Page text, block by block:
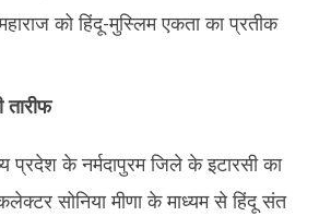
को MP के मुस्लिम शख्स ने की किडनी दान करने की
को हिंदू-मुस्लिम एकता का प्रतीक
तारीफ
प्रदेश के नर्मदापुरम जिले के इटारसी का
सोनिया मीणा के माध्यम से हिंदू संत